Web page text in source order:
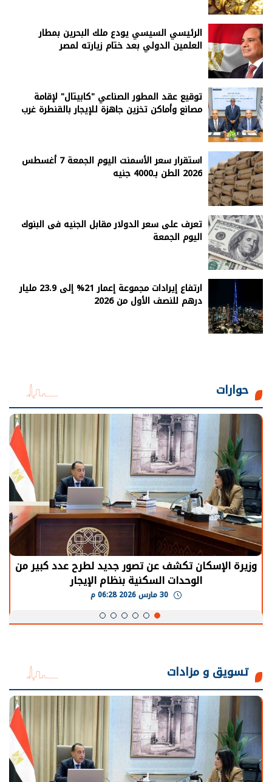
الرئيسي السيسي يودع ملك البحرين بمطار
العلمين الدولي بعد ختام زيارته لمصر
توقيع عقد المطور الصناعي "كابيتال" لإقامة
مصانع وأماكن تخزين جاهزة للإيجار بالقنطرة غرب
استقرار سعر الأسمنت اليوم الجمعة 7 أغسطس
2026 الطن بـ4000 جنيه
تعرف على سعر الدولار مقابل الجنيه فى البنوك
اليوم الجمعة
ارتفاع إيرادات مجموعة إعمار 21% إلى 23.9 مليار
درهم للنصف الأول من 2026
حوارات
وزيرة الإسكان تكشف عن تصور جديد لطرح عدد كبير من
الوحدات السكنية بنظام الإيجار
تسويق و مزادات